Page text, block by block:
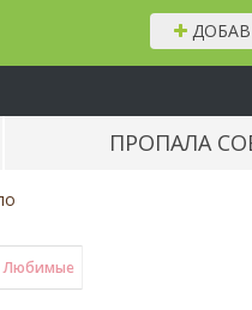
ПРОПАЛА
Любимые